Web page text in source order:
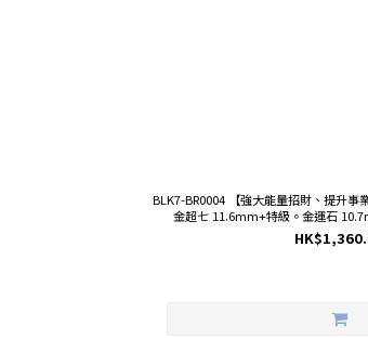
BLK7-BR0004 【強大能量招財、提升事
金超七 11.6mm+特級。金運石